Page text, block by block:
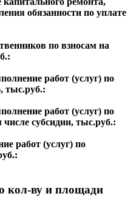
обязанности по уплате
по взносам на
работ (услуг) по
тыс.руб.:
работ (услуг) по
субсидии, тыс.руб.:
работ (услуг) по
кол-ву и площади